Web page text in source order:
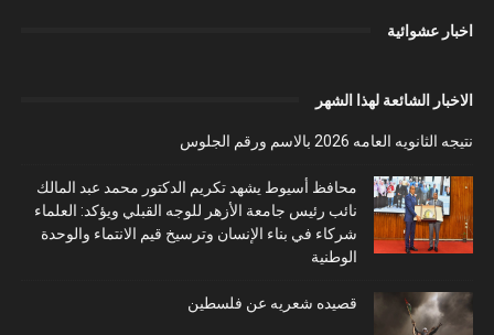
اخبار عشوائية
الاخبار الشائعة لهذا الشهر
نتيجه الثانويه العامه 2026 بالاسم ورقم الجلوس
محافظ أسيوط يشهد تكريم الدكتور محمد عبد المالك
نائب رئيس جامعة الأزهر للوجه القبلي ويؤكد: العلماء
شركاء في بناء الإنسان وترسيخ قيم الانتماء والوحدة
الوطنية
قصيده شعريه عن فلسطين